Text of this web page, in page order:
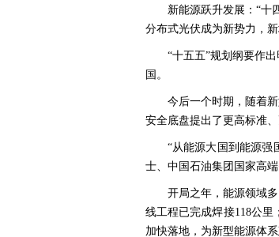
新能源跃升发展：“十
分布式光伏成为新势力，
“十五五”规划纲要作
国。
今后一个时期，随着
安全底盘提出了更高标准、
“从能源大国到能源强
士、中国石油集团国家高
开局之年，能源领域
线工程已完成焊接118公
加快落地，为新型能源体系